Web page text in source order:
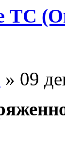
ТС
» 09